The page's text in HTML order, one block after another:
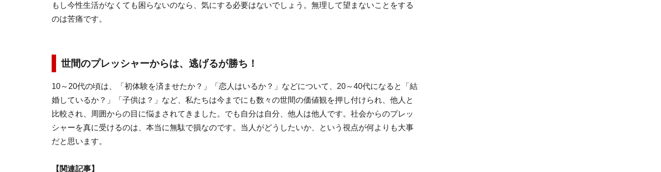
もし今性生活がなくても困らないのなら、気にする必要はないでしょう。無理して望まないことをする
のは苦痛です。
世間のプレッシャーからは、逃げるが勝ち！
10～20代の頃は、「初体験を済ませたか？」「恋人はいるか？」などについて、20～40代になると「結
婚しているか？」「子供は？」など、私たちは今までにも数々の世間の価値観を押し付けられ、他人と
比較され、周囲からの目に悩まされてきました。でも自分は自分、他人は他人です。社会からのプレッ
シャーを真に受けるのは、本当に無駄で損なのです。当人がどうしたいか、という視点が何よりも大事
だと思います。
【関連記事】